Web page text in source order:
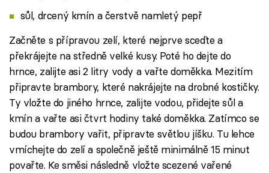
sůl, drcený kmín a čerstvě namletý pepř
Začněte s přípravou zelí, které nejprve sceďte a
překrájejte na středně velké kusy. Poté ho dejte do
hrnce, zalijte asi 2 litry vody a vařte doměkka. Mezitím
připravte brambory, které nakrájejte na drobné kostičky.
Ty vložte do jiného hrnce, zalijte vodou, přidejte sůl a
kmín a vařte asi čtvrt hodiny také doměkka. Zatímco se
budou brambory vařit, připravte světlou jíšku. Tu lehce
vmíchejte do zelí a společně ještě minimálně 15 minut
povařte. Ke směsi následně vložte scezené vařené